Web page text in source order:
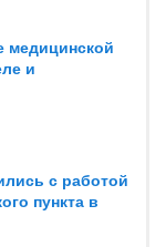
медицинской
и
с работой
пункта в